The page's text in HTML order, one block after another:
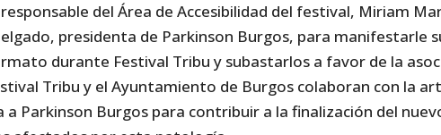
del Área de Accesibilidad del festival, Miriam
presidenta de Parkinson Burgos, para manifestarle
durante Festival Tribu y subastarlos a favor de la
Tribu y el Ayuntamiento de Burgos colaboran con la
a Parkinson Burgos para contribuir a la finalización del